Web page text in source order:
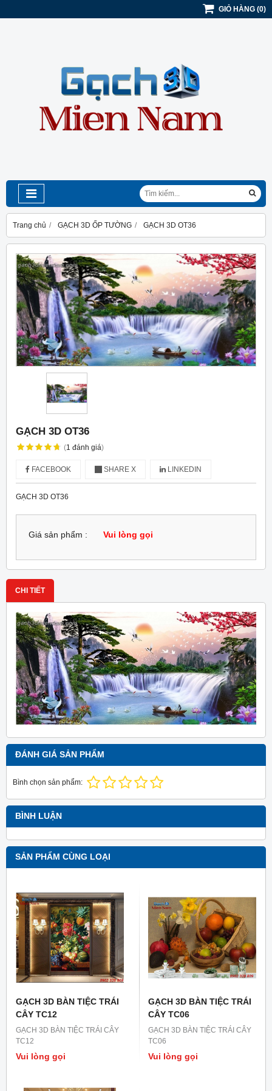
GIỎ HÀNG (0)
Trang chủ GẠCH 3D ỐP TƯỜNG GẠCH 3D OT36
GẠCH 3D OT36
(1 đánh giá)
FACEBOOK SHARE X LINKEDIN
GẠCH 3D OT36
Giá sản phẩm : Vui lòng gọi
CHI TIẾT
ĐÁNH GIÁ SẢN PHẨM
Bình chọn sản phẩm:
BÌNH LUẬN
SẢN PHẨM CÙNG LOẠI
GẠCH 3D BÀN TIỆC TRÁI
CÂY TC12
GẠCH 3D BÀN TIỆC TRÁI CÂY
TC12
Vui lòng gọi
GẠCH 3D BÀN TIỆC TRÁI
CÂY TC06
GẠCH 3D BÀN TIỆC TRÁI CÂY
TC06
Vui lòng gọi